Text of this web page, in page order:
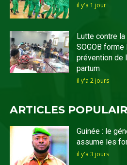
il y'a 1 jour
Lutte contre
SOGOB
prévention de
partum
il y'a 2 jours
ARTICLES
Guinée : le
assume les
il y'a 3 jours